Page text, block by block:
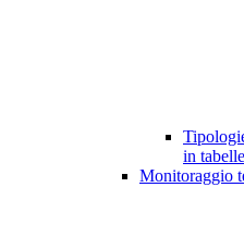
in
Monitoraggio